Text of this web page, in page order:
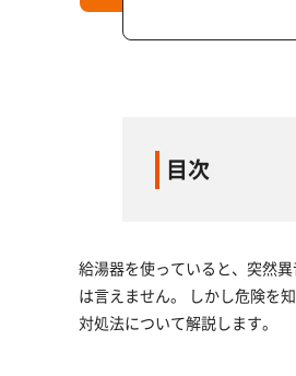
目次
給湯器を使っていると、突然
は言えません。 しかし危険を
対処法について解説します。